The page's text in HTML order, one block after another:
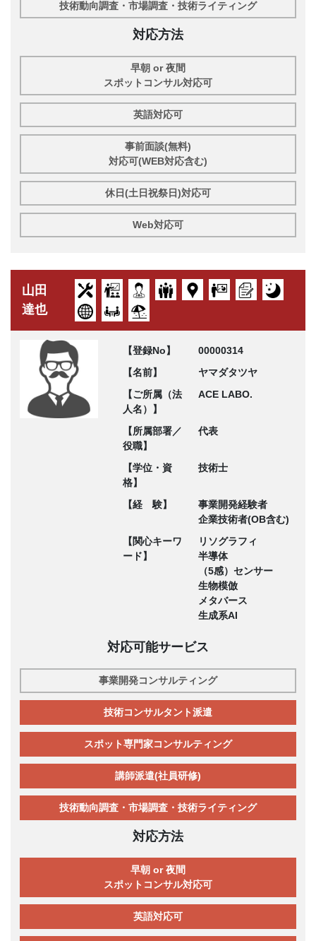
技術動向調査・市場調査・技術ライティング
対応方法
早朝 or 夜間
スポットコンサル対応可
英語対応可
事前面談(無料)
対応可(WEB対応含む)
休日(土日祝祭日)対応可
Web対応可
山田
達也
【登録No】
00000314
【名前】
ヤマダタツヤ
【ご所属（法
人名）】
ACE LABO.
【所属部署／
役職】
代表
【学位・資
格】
技術士
【経 験】
事業開発経験者
企業技術者(OB含む)
【関心キーワ
ード】
リソグラフィ
半導体
（5感）センサー
生物模倣
メタバース
生成系AI
対応可能サービス
事業開発コンサルティング
技術コンサルタント派遣
スポット専門家コンサルティング
講師派遣(社員研修)
技術動向調査・市場調査・技術ライティング
対応方法
早朝 or 夜間
スポットコンサル対応可
英語対応可